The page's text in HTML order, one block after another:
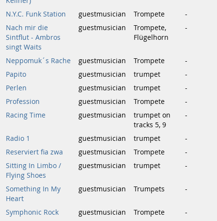
N.Y.C. Funk Station
guestmusician Trompete
-
Nach mir die
Sintflut - Ambros
singt Waits
guestmusician
Trompete,
Flügelhorn
-
Neppomuk´s Rache guestmusician Trompete
-
Papito
guestmusician trumpet
-
Perlen
guestmusician trumpet
-
Profession
guestmusician Trompete
-
Racing Time
guestmusician
trumpet on
tracks 5, 9
-
Radio 1 guestmusician trumpet
-
Reserviert fia zwa
guestmusician Trompete
-
Sitting In Limbo /
Flying Shoes
guestmusician trumpet -
Something In My
Heart
guestmusician Trumpets -
Symphonic Rock guestmusician Trompete
-